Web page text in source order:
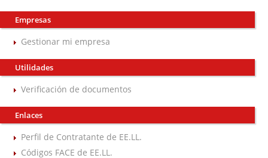
Empresas
Gestionar mi empresa
Utilidades
Verificación de documentos
Enlaces
Perfil de Contratante de EE.LL.
Códigos FACE de EE.LL.